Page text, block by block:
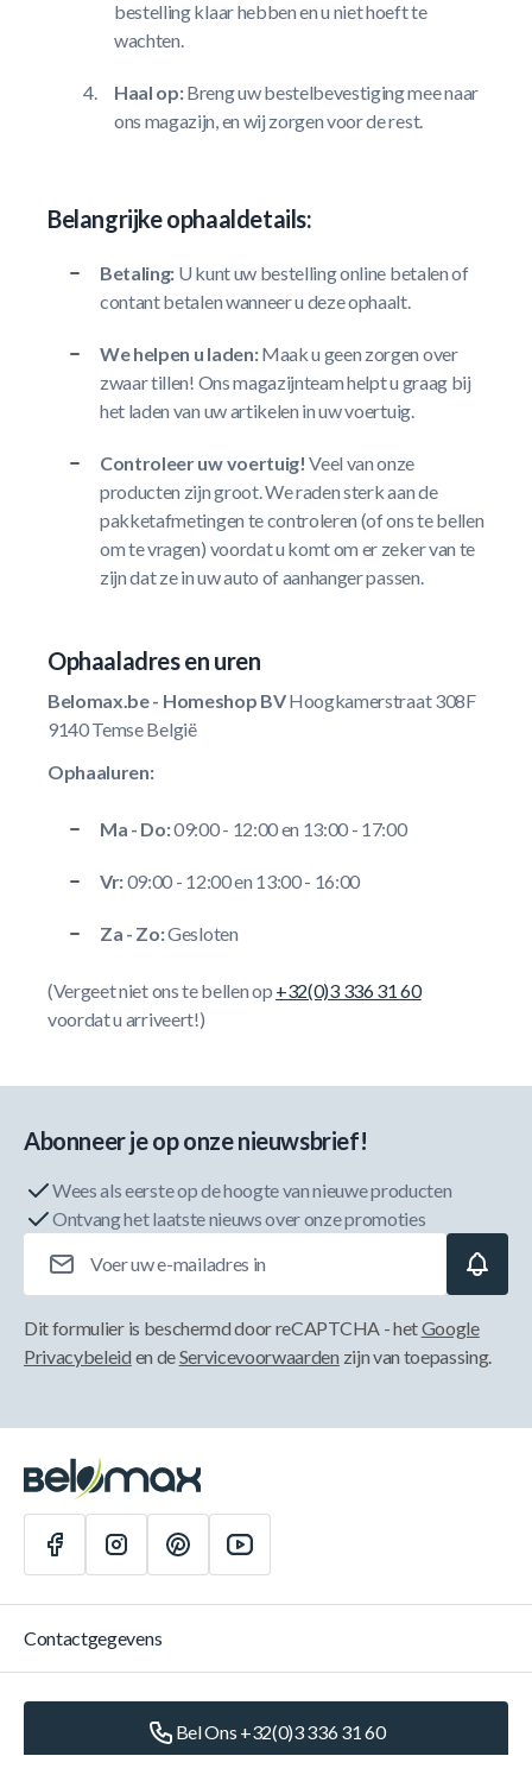
bestelling klaar hebben en u niet hoeft te
wachten.
Haal op:Breng uw bestelbevestiging mee naar
ons magazijn, en wij zorgen voor de rest.
Belangrijke ophaaldetails:
Betaling: U kunt uw bestelling online betalen of
contant betalen wanneer u deze ophaalt.
We helpen u laden:Maak u geen zorgen over
zwaar tillen! Ons magazijnteam helpt u graag bij
het laden van uw artikelen in uw voertuig.
Controleer uw voertuig! Veel van onze
producten zijn groot. We raden sterk aan de
pakketafmetingen te controleren (of ons te bellen
om te vragen) voordat u komt om er zeker van te
zijn dat ze in uw auto of aanhanger passen.
Ophaaladres en uren
Belomax.be - Homeshop BVHoogkamerstraat 308F
9140 Temse België
Ophaaluren:
Ma - Do:09:00 - 12:00 en 13:00 - 17:00
Vr:09:00 - 12:00 en 13:00 - 16:00
Za - Zo:Gesloten
(Vergeet niet ons te bellen op +32(0)3 336 31 60
voordat u arriveert!)
Abonneer je op onze nieuwsbrief!
Wees als eerste op de hoogte van nieuwe producten
Ontvang het laatste nieuws over onze promoties
Dit formulier is beschermd door reCAPTCHA - hetGoogle
Privacybeleid en deServicevoorwaarden zijn van toepassing.
Contactgegevens
Bel Ons +32(0)3 336 31 60